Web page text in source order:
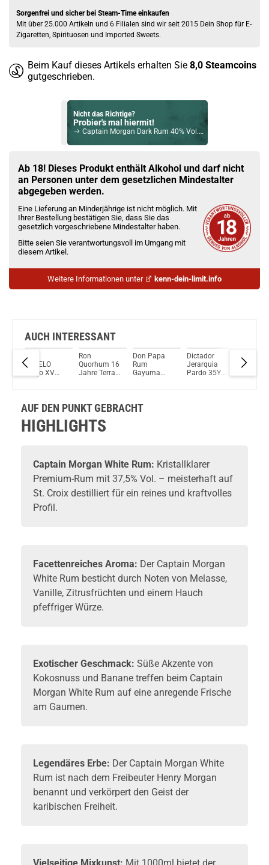
Sorgenfrei und sicher bei Steam-Time einkaufen
Mit über 25.000 Artikeln und 6 Filialen sind wir seit 2015 Dein Shop für E-
Zigaretten, Spirituosen und Imported Sweets.
Beim Kauf dieses Artikels erhalten Sie 8,0 Steamcoins
gutgeschrieben.
Nicht das Richtige?
Probier's mal hiermit!
Captain Morgan Dark Rum 40% Vol. 700ml
Check das mal!
Old Pascas Caribbean Dark Rum 37,5% Vol. 700ml
Du willst Kröten sparen?
Schau mal hier!
Vaptio Pado Pod System Kit Lila
Ab 18! Dieses Produkt enthält Alkohol und darf nicht
an Personen unter dem gesetzlichen Mindestalter
abgegeben werden.
Eine Lieferung an Minderjährige ist nicht möglich. Mit
Ihrer Bestellung bestätigen Sie, dass Sie das
gesetzlich vorgeschriebene Mindestalter haben.
Bitte seien Sie verantwortungsvoll im Umgang mit
diesem Artikel.
Weitere Informationen unter kenn-dein-limit.info
AUCH INTERESSANT
RON
ABUELO
Anejo XV
15 Anos
Vol. 700ml
Ron
Quorhum 16
Jahre Terra
Don Papa
Rum
Gayuma
Dictador
Jerarquia
Pardo 35YO
Dictador
Párrafo I
AUF DEN PUNKT GEBRACHT
HIGHLIGHTS
Captain Morgan White Rum: Kristallklarer
Premium-Rum mit 37,5% Vol. – meisterhaft auf
St. Croix destilliert für ein reines und kraftvolles
Profil.
Facettenreiches Aroma: Der Captain Morgan
White Rum besticht durch Noten von Melasse,
Vanille, Zitrusfrüchten und einem Hauch
pfeffriger Würze.
Exotischer Geschmack: Süße Akzente von
Kokosnuss und Banane treffen beim Captain
Morgan White Rum auf eine anregende Frische
am Gaumen.
Legendäres Erbe: Der Captain Morgan White
Rum ist nach dem Freibeuter Henry Morgan
benannt und verkörpert den Geist der
karibischen Freiheit.